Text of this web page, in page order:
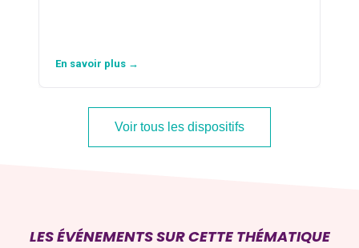
En savoir plus →
Voir tous les dispositifs
LES ÉVÉNEMENTS SUR CETTE THÉMATIQUE